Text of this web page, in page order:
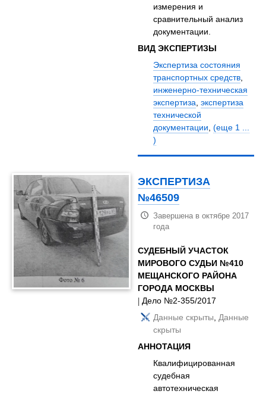
измерения и
сравнительный анализ
документации.
ВИД ЭКСПЕРТИЗЫ
Экспертиза состояния
транспортных средств
инженерно-техническая
экспертиза ,экспертиза
технической
документации ,(еще 1 ...
)
ЭКСПЕРТИЗА
№46509
Завершена в октябре 2017
года
СУДЕБНЫЙ УЧАСТОК
МИРОВОГО СУДЬИ №410
МЕЩАНСКОГО РАЙОНА
ГОРОДА МОСКВЫ
| Дело №2-355/2017
Данные скрыты,Данные
скрыты
АННОТАЦИЯ
Квалифицированная
судебная
автотехническая